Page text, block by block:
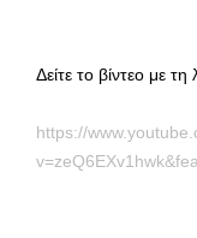
Δείτε το βίντεο με
https://